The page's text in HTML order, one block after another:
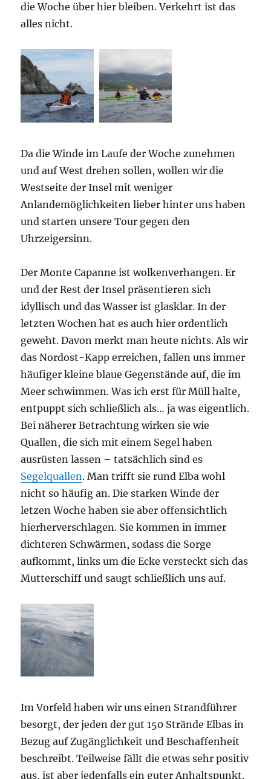
die Woche über hier bleiben. Verkehrt ist das
alles nicht.
Da die Winde im Laufe der Woche zunehmen
und auf West drehen sollen, wollen wir die
Westseite der Insel mit weniger
Anlandemöglichkeiten lieber hinter uns haben
und starten unsere Tour gegen den
Uhrzeigersinn.
Der Monte Capanne ist wolkenverhangen. Er
und der Rest der Insel präsentieren sich
idyllisch und das Wasser ist glasklar. In der
letzten Wochen hat es auch hier ordentlich
geweht. Davon merkt man heute nichts. Als wir
das Nordost-Kapp erreichen, fallen uns immer
häufiger kleine blaue Gegenstände auf, die im
Meer schwimmen. Was ich erst für Müll halte,
entpuppt sich schließlich als… ja was eigentlich.
Bei näherer Betrachtung wirken sie wie
Quallen, die sich mit einem Segel haben
ausrüsten lassen – tatsächlich sind es
Segelquallen. Man trifft sie rund Elba wohl
nicht so häufig an. Die starken Winde der
letzen Woche haben sie aber offensichtlich
hierherverschlagen. Sie kommen in immer
dichteren Schwärmen, sodass die Sorge
aufkommt, links um die Ecke versteckt sich das
Mutterschiff und saugt schließlich uns auf.
Im Vorfeld haben wir uns einen Strandführer
besorgt, der jeden der gut 150 Strände Elbas in
Bezug auf Zugänglichkeit und Beschaffenheit
beschreibt. Teilweise fällt die etwas sehr positiv
aus, ist aber jedenfalls ein guter Anhaltspunkt.